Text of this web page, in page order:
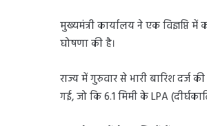
मुख्यमंत्री कार्यालय ने एक विज्ञप्ति
घोषणा की है।
राज्य में गुरुवार से भारी बारिश दर्ज
गई, जो कि 6.1 मिमी के LPA